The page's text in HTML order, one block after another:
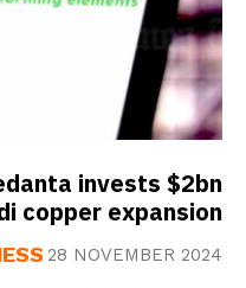
invests $2bn
copper expansion
28 NOVEMBER 2024